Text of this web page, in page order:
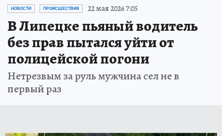
НОВОСТИ ПРОИСШЕСТВИЯ 22 мая 2026 7:05
В Липецке пьяный водитель
без прав пытался уйти от
полицейской погони
Нетрезвым за руль мужчина сел не в
первый раз